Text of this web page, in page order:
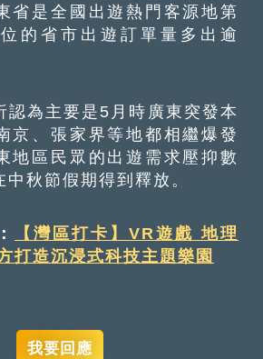
省是全國出遊熱門客源地第
的省市出遊訂單量多出逾
為主要是5月時廣東突發本
京、張家界等地都相繼爆發
地區民眾的出遊需求壓抑數
中秋節假期得到釋放。
【灣區打卡】VR遊戲 地理
打造沉浸式科技主題樂園
我要回應